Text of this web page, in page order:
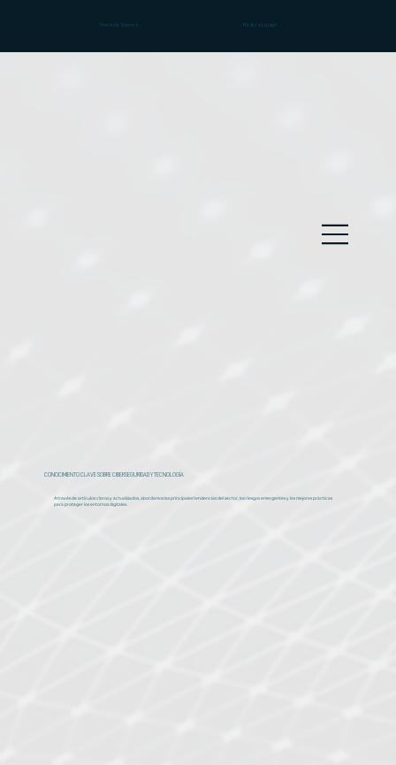
Portal de Soporte Realiza tu pago
CONOCIMIENTO CLAVE SOBRE CIBERSEGURIDAD Y TECNOLOGÍA
A través de artículos claros y actualizados, abordamos las principales tendencias del sector, los riesgos emergentes y las mejores prácticas
para proteger los entornos digitales.